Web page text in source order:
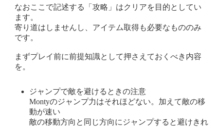
なおここで記述する「攻略」はクリアを目的としてい
ます。
寄り道はしませんし、アイテム取得も必要なもののみ
です。
まずプレイ前に前提知識として押さえておくべき内容
を。
ジャンプで敵を避けるときの注意
Montyのジャンプ力はそれほどない。加えて敵の移
動が速い
敵の移動方向と同じ方向にジャンプすると避けきれ